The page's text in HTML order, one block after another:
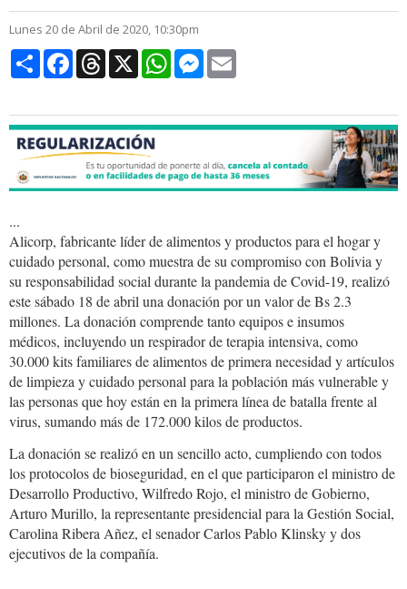
Lunes 20 de Abril de 2020, 10:30pm
CompartirFacebookThreads
X WhatsAppMessenger
...
Alicorp, fabricante líder de alimentos y productos para el hogar y
cuidado personal, como muestra de su compromiso con Bolivia y
su responsabilidad social durante la pandemia de Covid-19, realizó
este sábado 18 de abril una donación por un valor de Bs 2.3
millones. La donación comprende tanto equipos e insumos
médicos, incluyendo un respirador de terapia intensiva, como
30.000 kits familiares de alimentos de primera necesidad y artículos
de limpieza y cuidado personal para la población más vulnerable y
las personas que hoy están en la primera línea de batalla frente al
virus, sumando más de 172.000 kilos de productos.
La donación se realizó en un sencillo acto, cumpliendo con todos
los protocolos de bioseguridad, en el que participaron el ministro de
Desarrollo Productivo, Wilfredo Rojo, el ministro de Gobierno,
Arturo Murillo, la representante presidencial para la Gestión Social,
Carolina Ribera Añez, el senador Carlos Pablo Klinsky y dos
ejecutivos de la compañía.